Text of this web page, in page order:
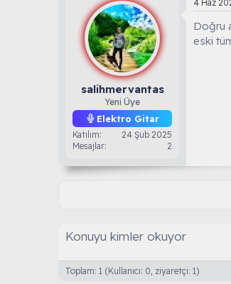
salihmervantas
Yeni Üye
Elektro Gitar
Katılım
24 Şub 2025
Mesajlar
2
4 Haz
Doğru
eski
Konuyu kimler okuyor
Toplam: 1 (Kullanıcı: 0, ziyaretçi: 1)